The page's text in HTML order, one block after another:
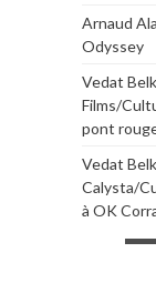
Arnaud
Odyssey
Vedat
Films/
pont
Vedat
Calysta/
à OK